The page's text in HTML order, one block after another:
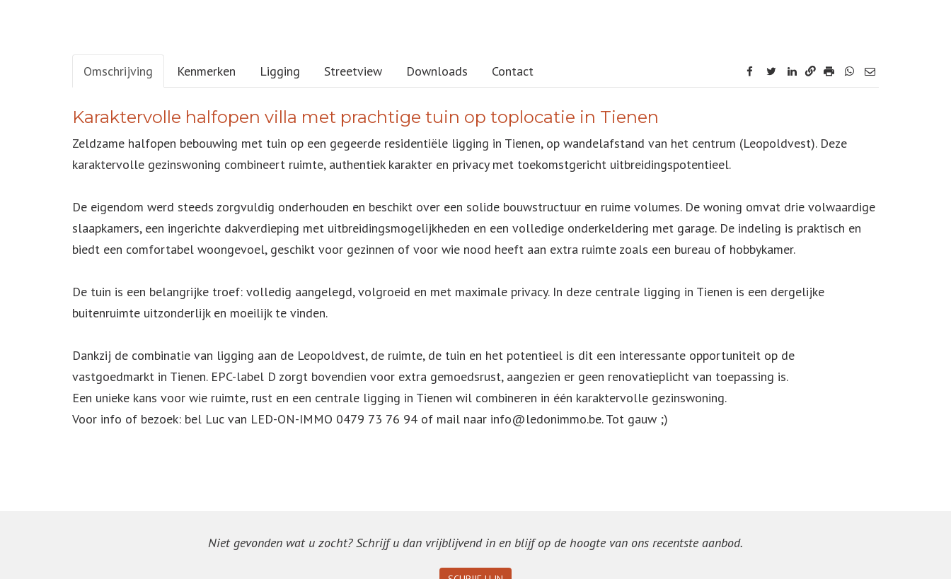
Omschrijving Kenmerken Ligging Streetview Downloads Contact facebook
twitterlinkedin
OMSCHRIJVING
Karaktervolle halfopen villa met prachtige tuin op toplocatie in Tienen
Zeldzame halfopen bebouwing met tuin op een gegeerde residentiële ligging in Tienen, op wandelafstand van het centrum (Leopoldvest). Deze
karaktervolle gezinswoning combineert ruimte, authentiek karakter en privacy met toekomstgericht uitbreidingspotentieel.
De eigendom werd steeds zorgvuldig onderhouden en beschikt over een solide bouwstructuur en ruime volumes. De woning omvat drie volwaardige
slaapkamers, een ingerichte dakverdieping met uitbreidingsmogelijkheden en een volledige onderkeldering met garage. De indeling is praktisch en
biedt een comfortabel woongevoel, geschikt voor gezinnen of voor wie nood heeft aan extra ruimte zoals een bureau of hobbykamer.
De tuin is een belangrijke troef: volledig aangelegd, volgroeid en met maximale privacy. In deze centrale ligging in Tienen is een dergelijke
buitenruimte uitzonderlijk en moeilijk te vinden.
Dankzij de combinatie van ligging aan de Leopoldvest, de ruimte, de tuin en het potentieel is dit een interessante opportuniteit op de
vastgoedmarkt in Tienen. EPC-label D zorgt bovendien voor extra gemoedsrust, aangezien er geen renovatieplicht van toepassing is.
Een unieke kans voor wie ruimte, rust en een centrale ligging in Tienen wil combineren in één karaktervolle gezinswoning.
Voor info of bezoek: bel Luc van LED-ON-IMMO 0479 73 76 94 of mail naar info@ledonimmo.be. Tot gauw ;)
Niet gevonden wat u zocht? Schrijf u dan vrijblijvend in en blijf op de hoogte van ons recentste aanbod.